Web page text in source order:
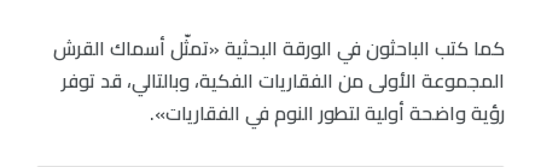
كما كتب الباحثون في الورقة البحثية «تمثّل أسماك القرش
المجموعة الأولى من الفقاريات الفكية، وبالتالي، قد توفر
رؤية واضحة أولية لتطور النوم في الفقاريات».